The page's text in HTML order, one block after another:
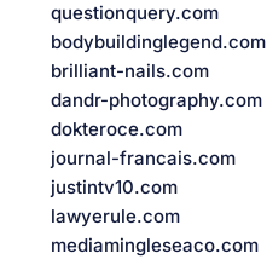
questionquery.com
bodybuildinglegend.com
brilliant-nails.com
dandr-photography.com
dokteroce.com
journal-francais.com
justintv10.com
lawyerule.com
mediamingleseaco.com